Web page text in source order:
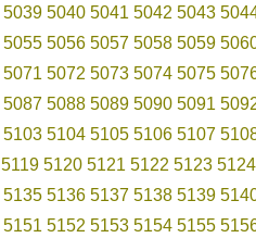
5039 5040 5041 5042 5043
5055 5056 5057 5058 5059
5071 5072 5073 5074 5075
5087 5088 5089 5090 5091
5103 5104 5105 5106 5107
5119 5120 5121 5122 5123 5124
5135 5136 5137 5138 5139
5151 5152 5153 5154 5155